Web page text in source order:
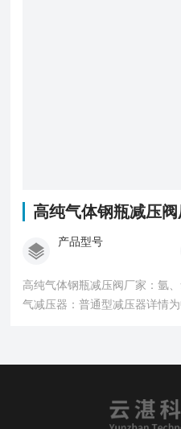
高纯气体钢瓶减压
产品型号
高纯气体钢瓶减压阀厂家：氩
气减压器：普通型减压器详情